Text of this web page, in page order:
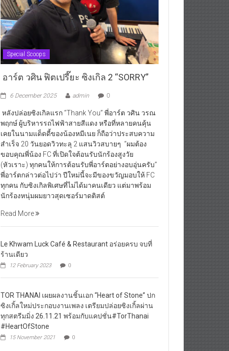
Special Scoops
อาร์ต วศิน ฟิตเปรี๊ยะ ซิงเกิล 2 “SORRY”
6 December 2025 admin 0
หลังปล่อยซิงเกิลแรก “Thank You” พี่อาร์ต วศิน วรณ
พฤกษ์ ผู้บริหารรถไฟฟ้าสายสีแดง หรือที่หลายคนคุ้น
เคยในนามแด็ดดี้ของน้องหมีเนย ก็ถือว่าประสบความ
สำเร็จ 20 วันยอดวิวทะลุ 2 แสนวิวสบายๆ “ผมต้อง
ขอบคุณพี่น้อง FC ที่เปิดใจต้อนรับนักร้องสูงวัย
(หัวเราะ) ทุกคนให้การต้อนรับพี่อาร์ตอย่างอบอุ่นครับ”
พี่อาร์ตกล่าวต่อไปว่า ปีใหม่นี้จะมีของขวัญมอบให้ FC
ทุกคน กับซิงเกิลพิเศษที่ไม่ได้มาคนเดียว แต่มาพร้อม
นักร้องหนุ่มผมยาวสุดเซอร์มาดติสต์
Read More
Le Khwam Luck Café & Restaurant อร่อยครบ จบที่
ร้านเดียว
12 February 2023 0
TOR THANAI เผยผลงานชิ้นเอก “Heart of Stone” ปก
ซิงเกิ้ลใหม่ประกอบงานเพลง เตรียมปล่อยซิงเกิ้ลผ่าน
ทุกสตรีมมิ่ง 26.11.21 พร้อมกับแคปชั่น#TorThanai
#HeartOfStone
15 November 2021 0